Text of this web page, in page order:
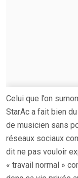
Celui que l’on
StarAc a fait bien
de musicien sans
réseaux sociaux
dit ne pas vouloir
« travail normal »